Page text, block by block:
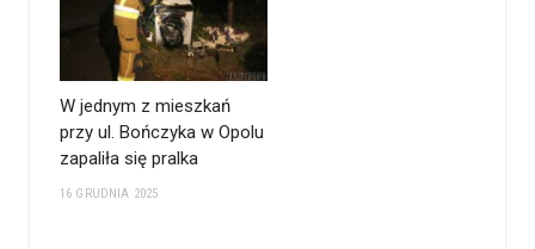
W jednym z mieszkań
przy ul. Bończyka w Opolu
zapaliła się pralka
16 GRUDNIA 2025